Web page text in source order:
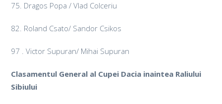
75. Dragos Popa / Vlad Colceriu
82. Roland Csato/ Sandor Csikos
97 . Victor Supuran/ Mihai Supuran
Clasamentul General al Cupei Dacia inaintea Raliului
Sibiului